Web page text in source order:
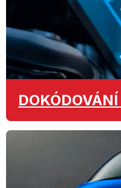
DOKÓDOVÁNÍ